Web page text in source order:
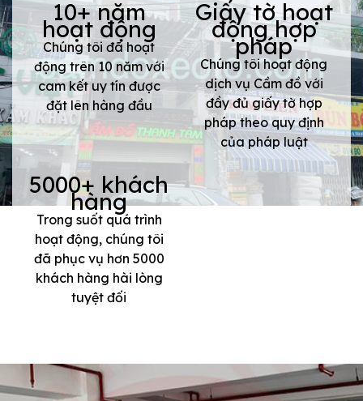
10+ năm
hoạt động
Chúng tôi đã hoạt
động trên 10 năm với
cam kết uy tín được
đặt lên hàng đầu
Giấy tờ hoạt
động hợp
pháp
Chúng tôi hoạt động
dịch vụ Cầm đồ với
đầy đủ giấy tờ hợp
pháp theo quy định
của pháp luật
5000+ khách
hàng
Trong suốt quá trình
hoạt động, chúng tôi
đã phục vụ hơn 5000
khách hàng hài lòng
tuyệt đối